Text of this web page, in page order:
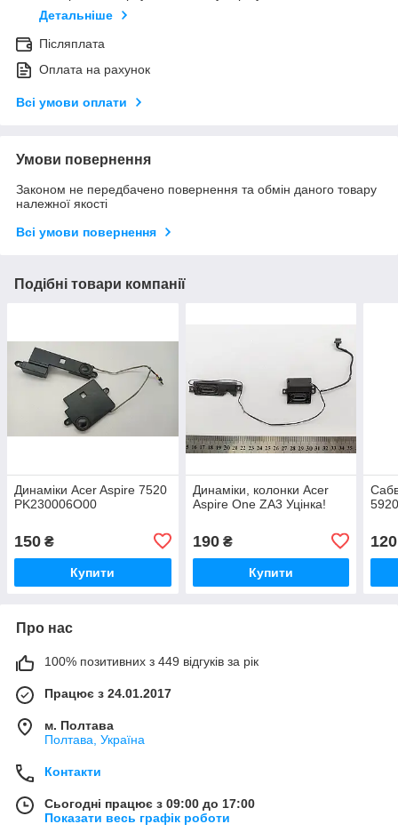
Детальніше
Післяплата
Оплата на рахунок
Всі умови оплати
Умови повернення
Законом не передбачено повернення та обмін даного товару
належної якості
Всі умови повернення
Подібні товари компанії
Динаміки Acer Aspire 7520
PK230006O00
150 ₴
Купити
Динаміки, колонки Acer
Aspire One ZA3 Уцінка!
190₴
Купити
120
Про нас
100% позитивних з 449 відгуків за рік
Працює з 24.01.2017
м. Полтава
Полтава, Україна
Контакти
Сьогодні працює з 09:00 до 17:00
Показати весь графік роботи